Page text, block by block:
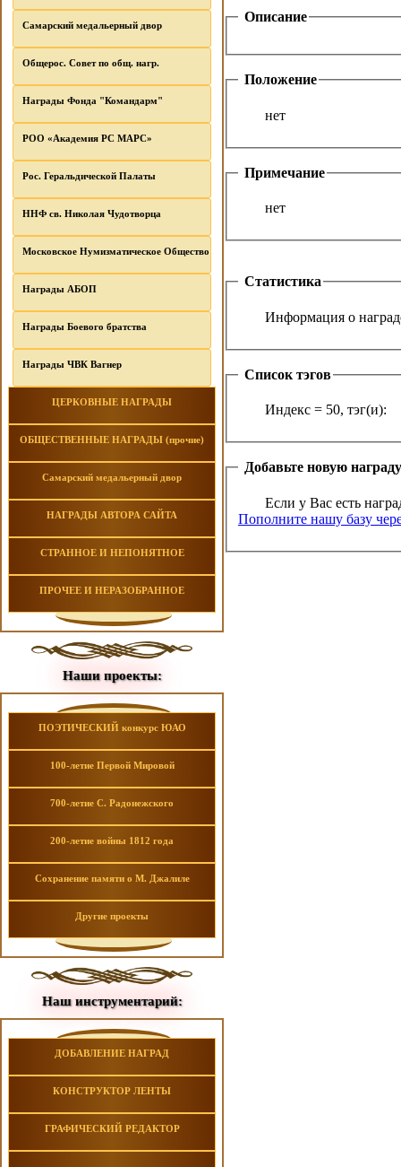
Самарский медальерный двор
Общерос. Совет по общ. нагр.
Награды Фонда "Командарм"
РОО «Академия РС МАРС»
Рос. Геральдической Палаты
ННФ св. Николая Чудотворца
Московское Нумизматическое Общество
Награды АБОП
Награды Боевого братства
Награды ЧВК Вагнер
ЦЕРКОВНЫЕ НАГРАДЫ
ОБЩЕСТВЕННЫЕ НАГРАДЫ (прочие)
Самарский медальерный двор
НАГРАДЫ АВТОРА САЙТА
СТРАННОЕ И НЕПОНЯТНОЕ
ПРОЧЕЕ И НЕРАЗОБРАННОЕ
Наши проекты:
ПОЭТИЧЕСКИЙ конкурс ЮАО
100-летие Первой Мировой
700-летие С. Радонежского
200-летие войны 1812 года
Сохранение памяти о М. Джалиле
Другие проекты
Наш инструментарий:
ДОБАВЛЕНИЕ НАГРАД
КОНСТРУКТОР ЛЕНТЫ
ГРАФИЧЕСКИЙ РЕДАКТОР
Описание
Положение
нет
Примечание
нет
Статистика
Информация о
Список тэгов
Индекс = 50, тэг(и):
Добавьте новую награду
Если у Вас есть
Пополните нашу базу